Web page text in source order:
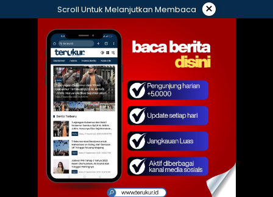
ke
Scroll Untuk Melanjutkan Membaca ×